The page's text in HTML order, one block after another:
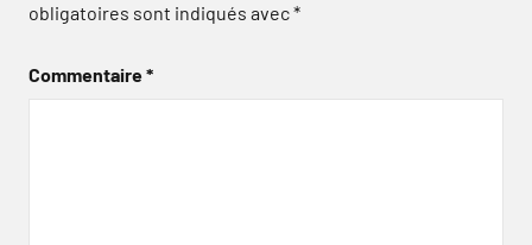
obligatoires sont indiqués avec*
Commentaire*